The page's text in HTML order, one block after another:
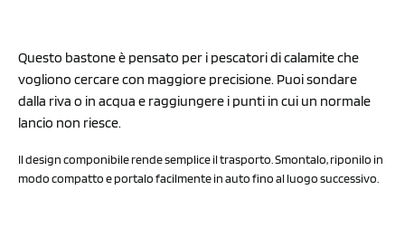
Questo bastone è pensato per i pescatori di calamite che
vogliono cercare con maggiore precisione. Puoi sondare
dalla riva o in acqua e raggiungere i punti in cui un normale
lancio non riesce.
Il design componibile rende semplice il trasporto. Smontalo, riponilo in
modo compatto e portalo facilmente in auto fino al luogo successivo.